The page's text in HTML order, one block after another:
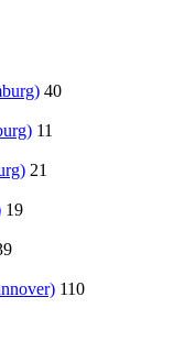
40
11
21
19
110